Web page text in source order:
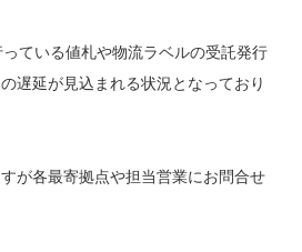
ている値札や物流ラベルの受託発行
遅延が見込まれる状況となっており
が各最寄拠点や担当営業にお問合せ